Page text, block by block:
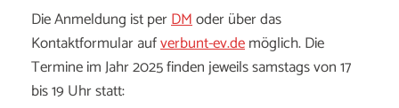
Die Anmeldung ist perDModer über das
Kontaktformular aufverbunt-ev.demöglich. Die
Termine im Jahr 2025 finden jeweils samstags von 17
bis 19 Uhr statt: